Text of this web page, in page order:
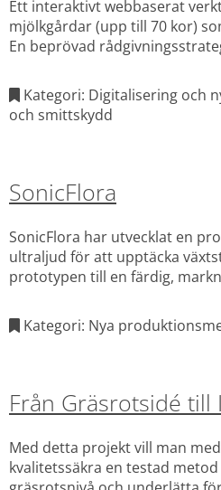
Ett interaktivt webbaserat
mjölkgårdar (upp till 70 kor)
En beprövad
förutsättningar och stegvisa
Kategori: Digitalisering och
och smittskydd
SonicFlora
SonicFlora har utvecklat en
ultraljud för att upptäcka
prototypen till en färdig,
växthälsa och tidigt identifiera
vattenbrist,
Kategori: Nya
Från Gräsrotsidé till
Med detta projekt vill man
kvalitetssäkra en testad